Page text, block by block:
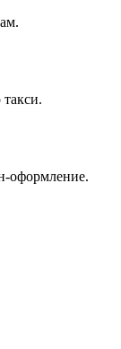
оформление.